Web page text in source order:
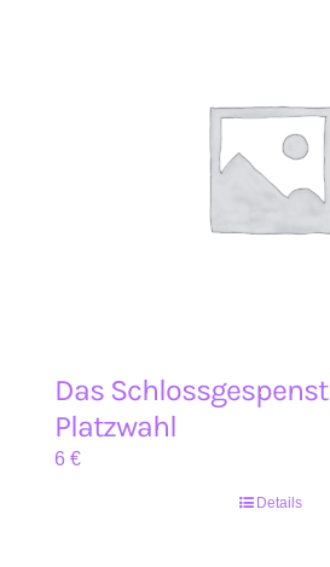
Das Schlossgespenst
Platzwahl
6 €
Details